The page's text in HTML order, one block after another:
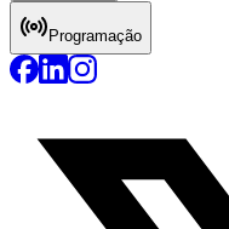
Programação